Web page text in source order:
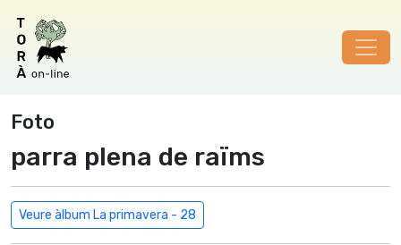
Foto
parra plena de raïms
Veure àlbum La primavera - 28